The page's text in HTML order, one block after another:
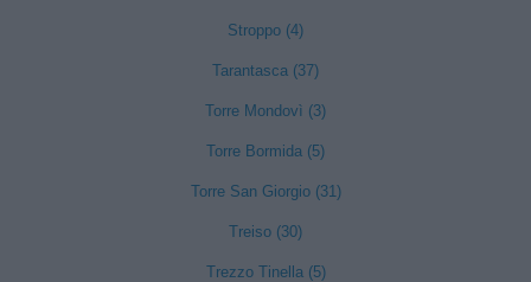
Stroppo (4)
Tarantasca (37)
Torre Mondovì (3)
Torre Bormida (5)
Torre San Giorgio (31)
Treiso (30)
Trezzo Tinella (5)